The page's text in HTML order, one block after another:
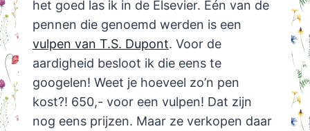
het goed las ik in de Elsevier. Eén van de
pennen die genoemd werden is een
vulpen van T.S. Dupont. Voor de
aardigheid besloot ik die eens te
googelen! Weet je hoeveel zo’n pen
kost?! 650,- voor een vulpen! Dat zijn
nog eens prijzen. Maar ze verkopen daar